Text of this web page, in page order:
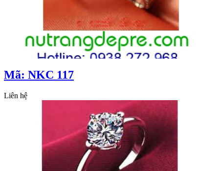
Mã: NKC 117
Liên hệ